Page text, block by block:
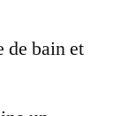
de bain et